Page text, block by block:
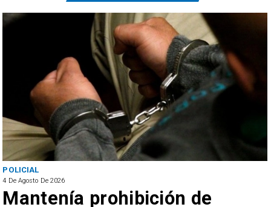
POLICIAL
4 De Agosto De 2026
Mantenía prohibición de